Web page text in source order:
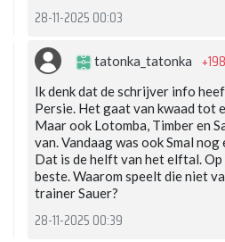
28-11-2025 00:03
tatonka_tatonka
Ik denk dat de schrijver info
Persie. Het gaat van kwaad tot
Maar ook Lotomba, Timber en
van. Vandaag was ook Smal
Dat is de helft van het elftal.
beste. Waarom speelt die niet
trainer Sauer?
28-11-2025 00:39